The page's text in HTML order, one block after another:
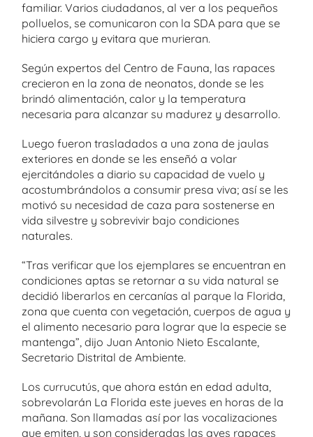
familiar. Varios ciudadanos, al ver a los pequeños
polluelos, se comunicaron con la SDA para que se
hiciera cargo y evitara que murieran.
Según expertos del Centro de Fauna, las rapaces
crecieron en la zona de neonatos, donde se les
brindó alimentación, calor y la temperatura
necesaria para alcanzar su madurez y desarrollo.
Luego fueron trasladados a una zona de jaulas
exteriores en donde se les enseñó a volar
ejercitándoles a diario su capacidad de vuelo y
acostumbrándolos a consumir presa viva; así se les
motivó su necesidad de caza para sostenerse en
vida silvestre y sobrevivir bajo condiciones
naturales.
“Tras verificar que los ejemplares se encuentran en
condiciones aptas se retornar a su vida natural se
decidió liberarlos en cercanías al parque la Florida,
zona que cuenta con vegetación, cuerpos de agua y
el alimento necesario para lograr que la especie se
mantenga”, dijo Juan Antonio Nieto Escalante,
Secretario Distrital de Ambiente.
Los currucutús, que ahora están en edad adulta,
sobrevolarán La Florida este jueves en horas de la
mañana. Son llamadas así por las vocalizaciones
que emiten, y son consideradas las aves rapaces